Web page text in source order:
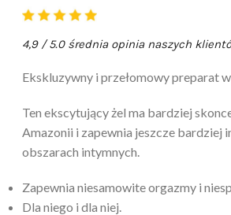
4,9 / 5.0 średnia opinia naszych
Ekskluzywny i przełomowy preparat
Ten ekscytujący żel ma bardziej
Amazonii i zapewnia jeszcze bardziej
obszarach intymnych.
Zapewnia niesamowite orgazmy i
Dla niego i dla niej.